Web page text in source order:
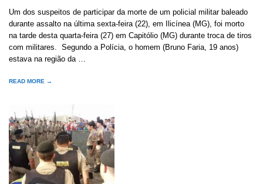
Um dos suspeitos de participar da morte de um policial militar baleado
durante assalto na última sexta-feira (22), em Ilicínea (MG), foi morto
na tarde desta quarta-feira (27) em Capitólio (MG) durante troca de tiros
com militares. Segundo a Polícia, o homem (Bruno Faria, 19 anos)
estava na região da …
READ MORE →